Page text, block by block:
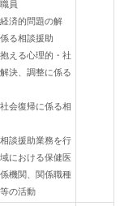
員
済的問題の解
る相談援助
える心理的・社
決、調整に係る
会復帰に係る相
談援助業務を行
における保健医
機関、関係職種
の活動